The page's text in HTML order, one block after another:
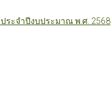
ระจำปีงบประมาณ พ.ศ. 2568